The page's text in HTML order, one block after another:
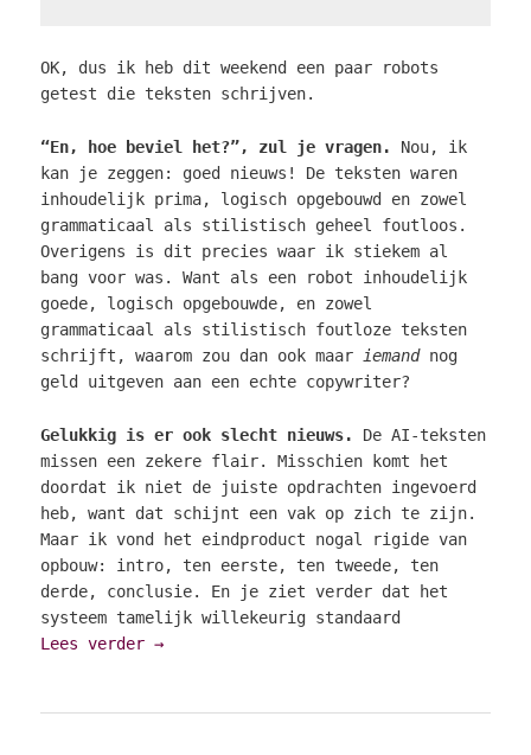
OK, dus ik heb dit weekend een paar robots
getest die teksten schrijven.
“En, hoe beviel het?”, zul je vragen.
Nou, ik
kan je zeggen: goed nieuws! De teksten waren
inhoudelijk prima, logisch opgebouwd en zowel
grammaticaal als stilistisch geheel foutloos.
Overigens is dit precies waar ik stiekem al
bang voor was. Want als een robot inhoudelijk
goede, logisch opgebouwde, en zowel
grammaticaal als stilistisch foutloze teksten
schrijft, waarom zou dan ook maar
iemandnog
geld uitgeven aan een echte copywriter?
Gelukkig is er ook slecht nieuws.
De AI-teksten
missen een zekere flair. Misschien komt het
doordat ik niet de juiste opdrachten ingevoerd
heb, want dat schijnt een vak op zich te zijn.
Maar ik vond het eindproduct nogal rigide van
opbouw: intro, ten eerste, ten tweede, ten
derde, conclusie. En je ziet verder dat het
systeem tamelijk willekeurig standaard
Lees verder→